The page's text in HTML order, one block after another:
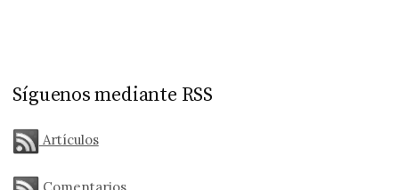
Síguenos mediante RSS
Artículos